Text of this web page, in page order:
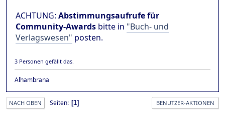
ACHTUNG: Abstimmungsaufrufe für
Community-Awards bitte in "Buch- und
Verlagswesen" posten.
3 Personen gefällt das.
Alhambrana
NACH OBEN Seiten 1 BENUTZER-AKTIONEN